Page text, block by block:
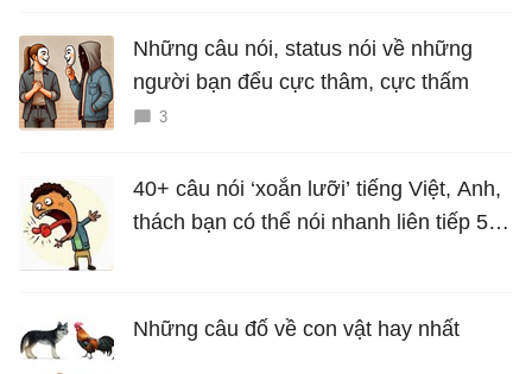
Những câu nói, status nói về những
người bạn đểu cực thâm, cực thấm
3
40+ câu nói ‘xoắn lưỡi’ tiếng Việt, Anh,
thách bạn có thể nói nhanh liên tiếp 5
Những câu đố về con vật hay nhất